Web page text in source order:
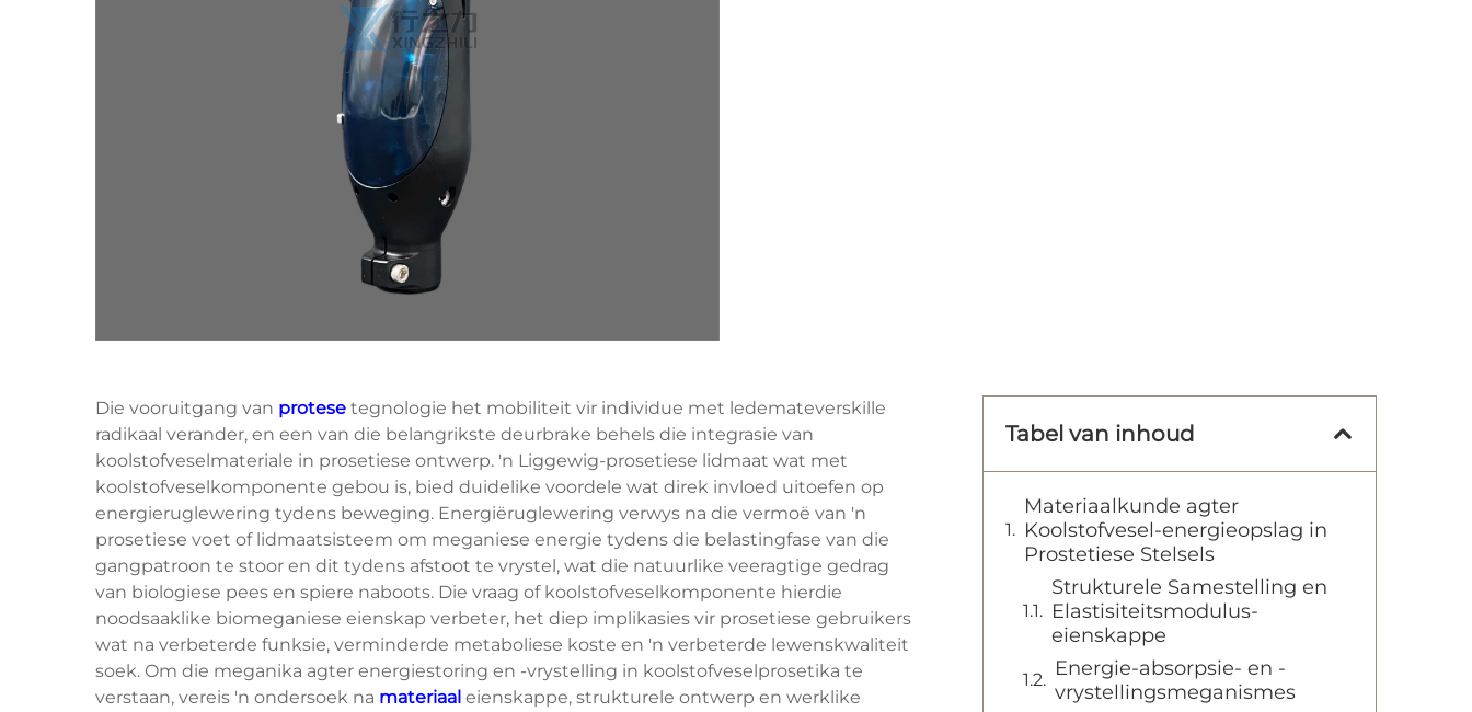
Die vooruitgang van protese tegnologie het mobiliteit vir individue met ledemateverskille
radikaal verander, en een van die belangrikste deurbrake behels die integrasie van
koolstofveselmateriale in prosetiese ontwerp. 'n Liggewig-prosetiese lidmaat wat met
koolstofveselkomponente gebou is, bied duidelike voordele wat direk invloed uitoefen op
energieruglewering tydens beweging. Energiëruglewering verwys na die vermoë van 'n
prosetiese voet of lidmaatsisteem om meganiese energie tydens die belastingfase van die
gangpatroon te stoor en dit tydens afstoot te vrystel, wat die natuurlike veeragtige gedrag
van biologiese pees en spiere naboots. Die vraag of koolstofveselkomponente hierdie
noodsaaklike biomeganiese eienskap verbeter, het diep implikasies vir prosetiese gebruikers
wat na verbeterde funksie, verminderde metaboliese koste en 'n verbeterde lewenskwaliteit
soek. Om die meganika agter energiestoring en -vrystelling in koolstofveselprosetika te
verstaan, vereis 'n ondersoek na materiaal eienskappe, strukturele ontwerp en werklike
Tabel van inhoud
Materiaalkunde agter
Koolstofvesel-energieopslag in
Prostetiese Stelsels
Strukturele Samestelling en
Elastisiteitsmodulus-
eienskappe
Energie-absorpsie- en -
vrystellingsmeganismes